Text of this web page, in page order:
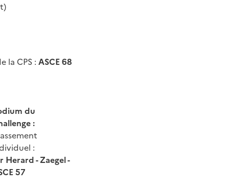
la CPS : ASCE 68
du
:
:
Herard - Zaegel -
57